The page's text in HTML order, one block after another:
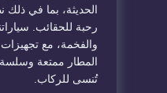
الحديثة، بما في
رحبة للحقائب.
والفخمة، مع
تُنسى للركاب.